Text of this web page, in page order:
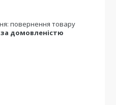
повернення товару
за домовленістю